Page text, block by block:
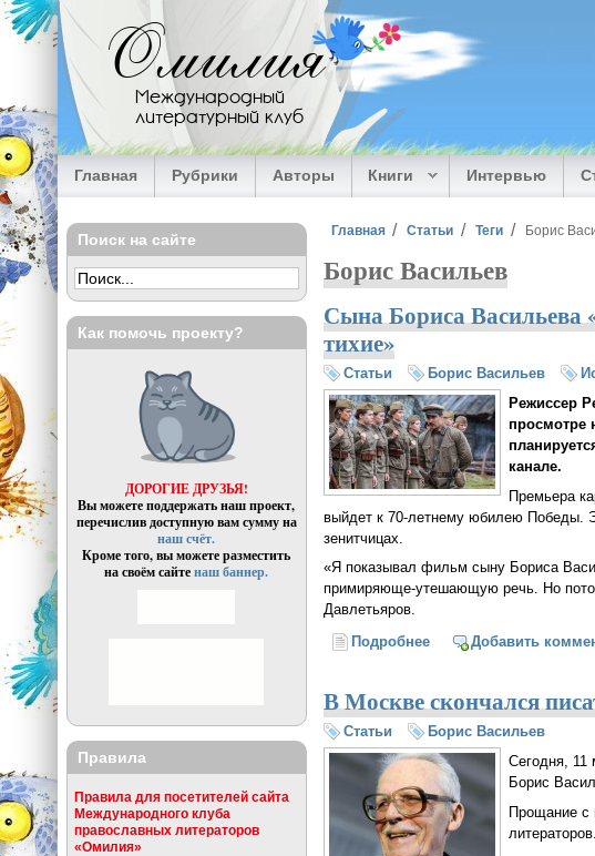
Перейти к основному содержанию
Омилия
Международный
литературный клуб
Главная Рубрики Авторы Книги Интервью
Вы здесь
Главная Статьи Теги Борис
Борис Васильев
Сына Бориса Васильева
тихие»
Статьи Борис Васильев
Режиссер
просмотре
канале.
Премьера
выйдет к 70-летнему юбилею Победы.
зенитчицах.
«Я показывал фильм сыну Бориса
примиряюще-утешающую речь. Но
Давлетьяров.
Подробнеео Сына Бориса
Добавить
В Москве скончался
Статьи
Борис Васильев
Сегодня,
Борис
Прощание с
литераторов.
Поиск на сайте
Как помочь проекту?
ДОРОГИЕ ДРУЗЬЯ!
Вы можете поддержать наш проект,
перечислив доступную вам сумму на
наш счёт.
Кроме того, вы можете разместить
на своём сайтенаш баннер.
Правила
Правила для посетителей сайта
Международного клуба
православных литераторов
«Омилия»